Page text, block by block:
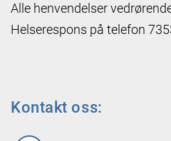
Alle henvendelser
Helserespons på telefon
Kontakt oss: